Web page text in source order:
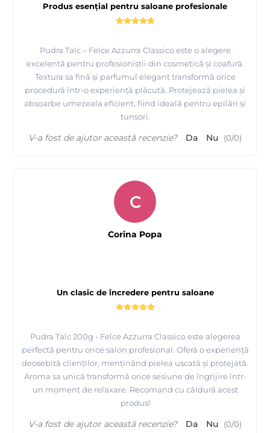
Produs esențial pentru saloane profesionale
Pudra Talc – Felce Azzurra Classico este o alegere
excelentă pentru profesioniștii din cosmetică și coafură.
Textura sa fină și parfumul elegant transformă orice
procedură într-o experiență plăcută. Protejează pielea și
absoarbe umezeala eficient, fiind ideală pentru epilări și
tunsori.
V-a fost de ajutor această recenzie? Da Nu (0/0)
Un clasic de încredere pentru saloane
Pudra Talc 200g - Felce Azzurra Classico este alegerea
perfectă pentru orice salon profesional. Oferă o experiență
deosebită clienților, menținând pielea uscată și protejată.
Aroma sa unică transformă orice sesiune de îngrijire într-
un moment de relaxare. Recomand cu căldură acest
produs!
C
Corina Popa
V-a fost de ajutor această recenzie? Da Nu (0/0)